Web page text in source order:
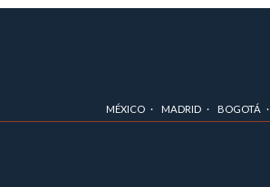
MÉXICO MADRID BOGOTÁ